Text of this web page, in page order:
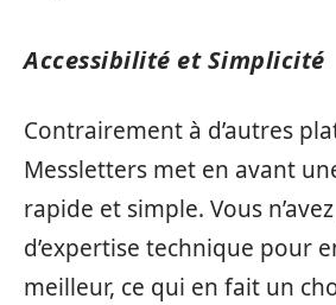
Accessibilité et Simplicité
Contrairement à d’autres
Messletters met en avant
rapide et simple. Vous
d’expertise technique pour
meilleur, ce qui en fait un